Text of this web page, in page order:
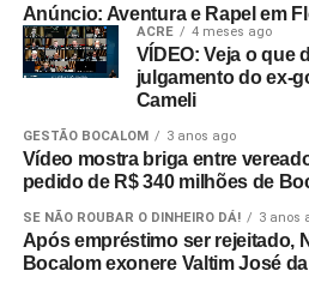
Anúncio: Aventura e Rapel em
ACRE 4 meses ago
VÍDEO: Veja o que
julgamento do ex-
Cameli
GESTÃO BOCALOM 3 anos ago
Vídeo mostra briga entre
pedido de R$ 340 milhões de
SE NÃO ROUBAR O DINHEIRO DÁ! 3 anos
Após empréstimo ser rejeitado,
Bocalom exonere Valtim José